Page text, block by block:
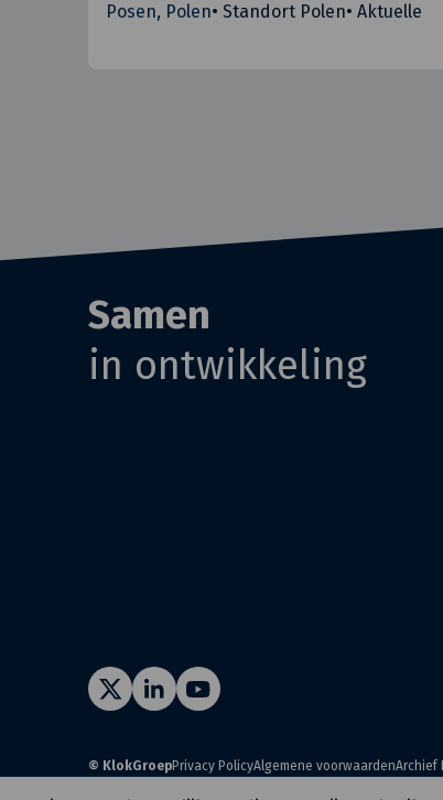
Posen, Polen• Standort Polen• Aktuelle
Samen
in ontwikkeling
© KlokGroepPrivacy PolicyAlgemene voorwaardenArchief